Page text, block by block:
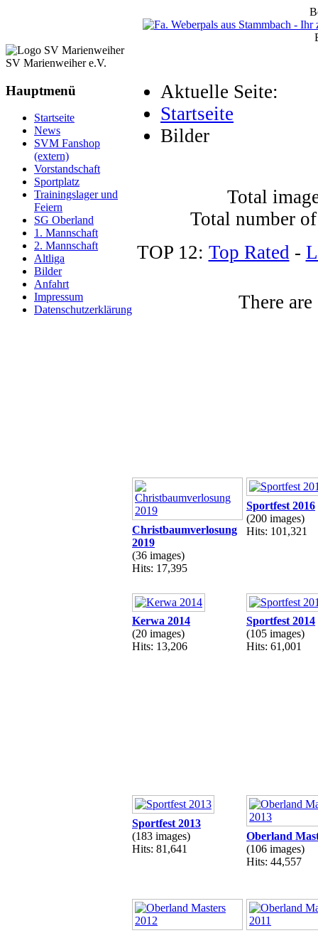
SV Marienweiher e.V.
Hauptmenü
Startseite
News
SVM Fanshop
(extern)
Vorstandschaft
Sportplatz
Trainingslager und
Feiern
SG Oberland
1. Mannschaft
2. Mannschaft
Altliga
Bilder
Anfahrt
Impressum
Datenschutzerklärung
Aktuelle Seite:
Startseite
Bilder
Total
Total number
TOP 12: Top Rated-
There
Christbaumverlosung
2019
(36 images)
Hits: 17,395
Sportfest 2016
(200 images)
Hits: 101,321
Kerwa 2014
(20 images)
Hits: 13,206
Sportfest 2014
(105 images)
Hits: 61,001
Sportfest 2013
(183 images)
Hits: 81,641
Oberland
(106 images)
Hits: 44,557